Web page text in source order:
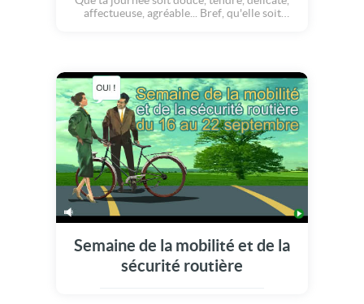
affectueuse, agréable... Bref, qu'elle soit
Semaine de la mobilité et de la
sécurité routière